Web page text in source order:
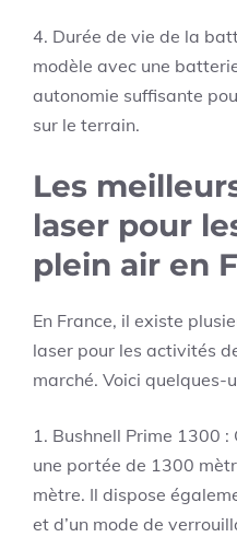
4. Durée de vie de la
modèle avec une
autonomie suffisante
sur le terrain.
Les
laser pour
plein air en
En France, il existe
laser pour les activités
marché. Voici quelques-
1. Bushnell Prime 1300
une portée de 1300
mètre. Il dispose
et d’un mode de